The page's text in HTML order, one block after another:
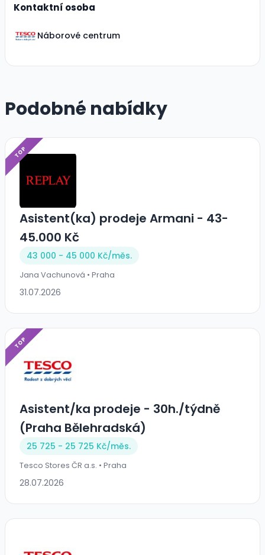
Kontaktní osoba
Náborové centrum
Podobné nabídky
TOP
Asistent(ka) prodeje Armani - 43-
45.000 Kč
43 000 - 45 000 Kč/měs.
Jana Vachunová • Praha
31.07.2026
TOP
Asistent/ka prodeje - 30h./týdně
(Praha Bělehradská)
25 725 - 25 725 Kč/měs.
Tesco Stores ČR a.s. • Praha
28.07.2026